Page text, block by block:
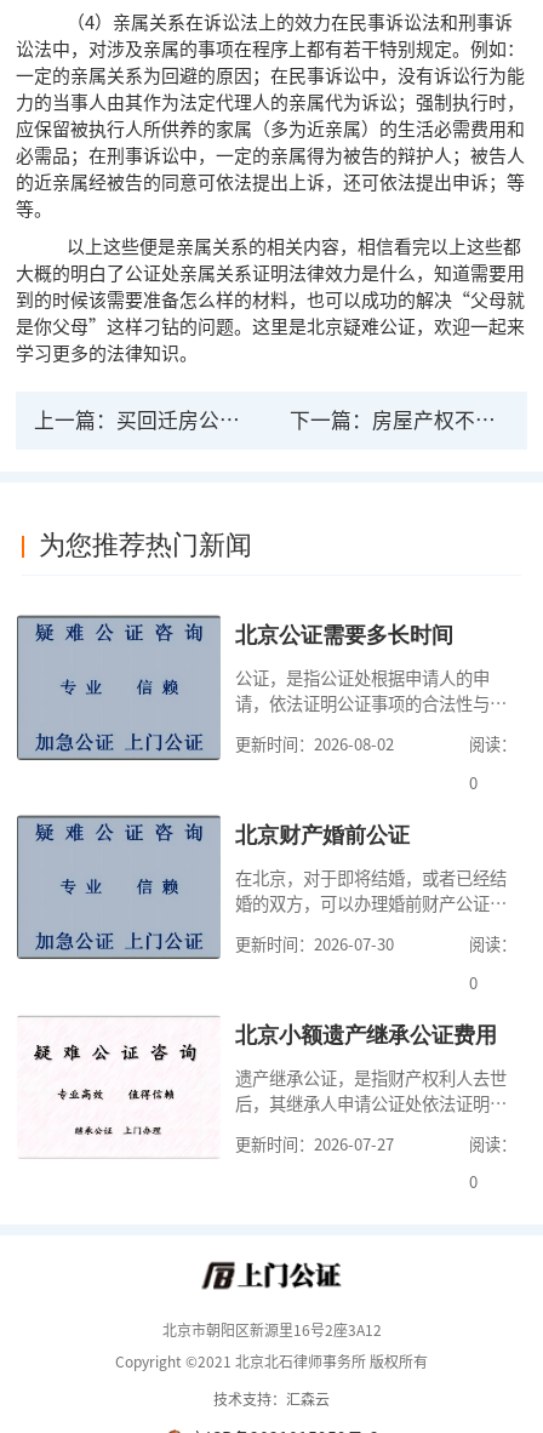
（4）亲属关系在诉讼法上的效力在民事诉讼法和刑事诉
讼法中，对涉及亲属的事项在程序上都有若干特别规定。例如：
一定的亲属关系为回避的原因；在民事诉讼中，没有诉讼行为能
力的当事人由其作为法定代理人的亲属代为诉讼；强制执行时，
应保留被执行人所供养的家属（多为近亲属）的生活必需费用和
必需品；在刑事诉讼中，一定的亲属得为被告的辩护人；被告人
的近亲属经被告的同意可依法提出上诉，还可依法提出申诉；等
等。
以上这些便是亲属关系的相关内容，相信看完以上这些都
大概的明白了公证处亲属关系证明法律效力是什么，知道需要用
到的时候该需要准备怎么样的材料，也可以成功的解决“父母就
是你父母”这样刁钻的问题。这里是北京疑难公证，欢迎一起来
学习更多的法律知识。
上一篇： 买回迁房公证具备法律效力吗 回迁房的产权 下一篇： 房屋产权不过户做公证有法律效力吗
为您推荐热门新闻
北京公证需要多长时间
公证，是指公证处根据申请人的申
请，依法证明公证事项的合法性与真
高公证事项的效力，固定证据，但是
很多人不知道在北京办理公证需要多
家，办理公证的时候除了需要按照公
道北京公证需要什么材料,北京公证需
要多少钱？北京公
更新时间：2026-08-02
阅读：
0
北京财产婚前公证
在北京，对于即将结婚，或者已经结
婚的双方，可以办理婚前财产公证，
式，可以避免个人财产引发的纠纷，
但是，在北京办理婚前财产公证，除
料外，公证咨询告诉大家，我们有必
京婚前财产公证机构？了解这些不仅
有利于我们根
更新时间：2026-07-30
阅读：
0
北京小额遗产继承公证费用
遗产继承公证，是指财产权利人去世
后，其继承人申请公证处依法证明继
的证明活动。通过公证，继承人可以
拿着享有继承权的公证书办理遗产过
费。我们在办理继承公证的时候，需
更新时间：2026-07-27
阅读：
0
北京市朝阳区新源里16号2座3A12
Copyright ©2021 北京北石律师事务所 版权所有
技术支持：汇森云